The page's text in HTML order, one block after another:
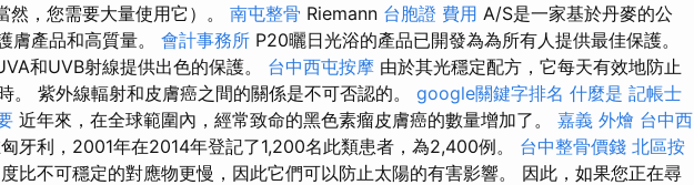
然，您需要大量使用它）。 南屯整骨 Riemann 台胞證 費用 A/S是一家基於丹麥的公
膚產品和高質量。 會計事務所 P20曬日光浴的產品已開發為為所有人提供最佳保護。
和UVB射線提供出色的保護。 台中西屯按摩 由於其光穩定配方，它每天有效地防止
。 紫外線輻射和皮膚癌之間的關係是不可否認的。 google關鍵字排名 什麼是 記帳士
近年來，在全球範圍內，經常致命的黑色素瘤皮膚癌的數量增加了。 嘉義 外燴 台中西
牙利，2001年在2014年登記了1,200名此類患者，為2,400例。 台中整骨價錢 北區按
比不可穩定的對應物更慢，因此它們可以防止太陽的有害影響。 因此，如果您正在尋